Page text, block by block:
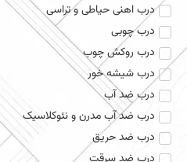
درب اهنی حیاطی و تراسی
درب چوبی
درب روکش چوب
درب شیشه خور
درب ضد آب
درب ضد آب مدرن و نئوکلاسیک
درب ضد حریق
درب ضد سرقت